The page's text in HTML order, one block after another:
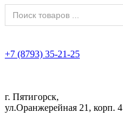
Search
for:
+7 (8793) 35-21-25
г. Пятигорск,
ул.Оранжерейная 21, корп. 4